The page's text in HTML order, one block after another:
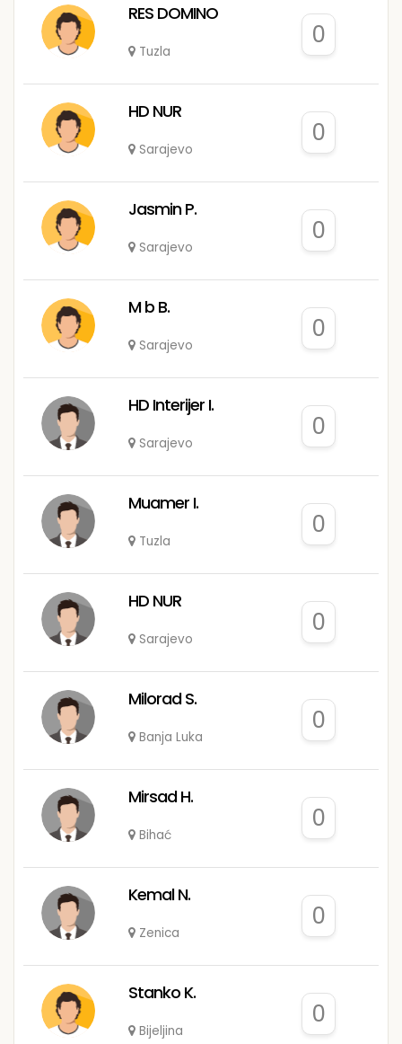
RES DOMINO
Tuzla
0
HD NUR
Sarajevo
0
Jasmin P.
Sarajevo
0
M b B.
Sarajevo
0
HD Interijer I.
Sarajevo
0
Muamer I.
Tuzla
0
HD NUR
Sarajevo
0
Milorad S.
Banja Luka
0
Mirsad H.
Bihać
0
Kemal N.
Zenica
0
Stanko K.
Bijeljina
0